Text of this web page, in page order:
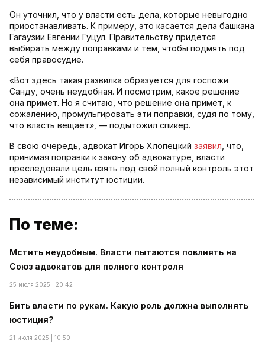
Он уточнил, что у власти есть дела, которые невыгодно
приостанавливать. К примеру, это касается дела башкана
Гагаузии Евгении Гуцул. Правительству придется
выбирать между поправками и тем, чтобы подмять под
себя правосудие.
«Вот здесь такая развилка образуется для госпожи
Санду, очень неудобная. И посмотрим, какое решение
она примет. Но я считаю, что решение она примет, к
сожалению, промульгировать эти поправки, судя по тому,
что власть вещает», — подытожил спикер.
В свою очередь, адвокат Игорь Хлопецкий заявил , что,
принимая поправки к закону об адвокатуре, власти
преследовали цель взять под свой полный контроль этот
независимый институт юстиции.
По теме:
Мстить неудобным. Власти пытаются повлиять на
Союз адвокатов для полного контроля
25 июля 2025 | 20:42
Бить власти по рукам. Какую роль должна выполнять
юстиция?
21 июля 2025 | 10:50